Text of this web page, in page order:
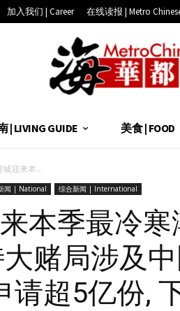
加入我们 | Career 在线读报 | Metro
| LIVING GUIDE 美食 | FOOD
迎来本...
闻 | National 综合新闻 | International
本季最冷寒
赌局涉及中
请超5亿份,